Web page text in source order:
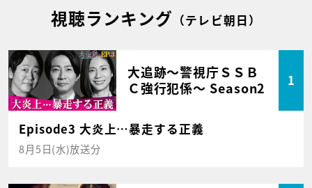
視聴ランキング （テレビ朝日）
大追跡～警視庁ＳＳＢ
Ｃ強行犯係～ Season2
1
Episode3 大炎上…暴走する正義
8月5日(水)放送分